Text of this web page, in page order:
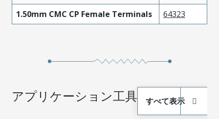
1.50mm CMC CP Female Terminals 64323
アプリケーション工具 すべて表示